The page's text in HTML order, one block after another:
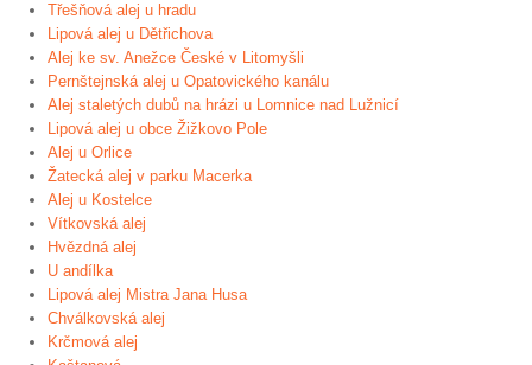
Třešňová alej u hradu
Lipová alej u Dětřichova
Alej ke sv. Anežce České v Litomyšli
Pernštejnská alej u Opatovického kanálu
Alej staletých dubů na hrázi u Lomnice nad Lužnicí
Lipová alej u obce Žižkovo Pole
Alej u Orlice
Žatecká alej v parku Macerka
Alej u Kostelce
Vítkovská alej
Hvězdná alej
U andílka
Lipová alej Mistra Jana Husa
Chválkovská alej
Krčmová alej